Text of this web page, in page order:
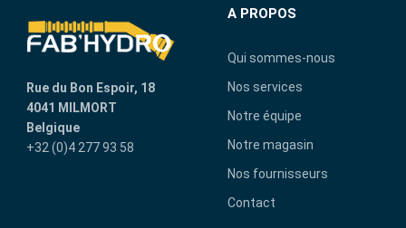
Rue du Bon Espoir, 18
4041 MILMORT
Belgique
+32 (0)4 277 93 58
A PROPOS
Qui sommes-nous
Nos services
Notre équipe
Notre magasin
Nos fournisseurs
Contact